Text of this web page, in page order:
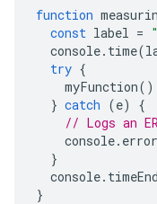
function
const label =
console. time(
try {
myFunction
} catch (e)
{
// Logs an
console. error
}
console. timeEnd
}